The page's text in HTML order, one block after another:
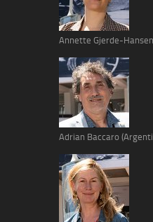
Annette Gjerde-
Adrian Baccaro